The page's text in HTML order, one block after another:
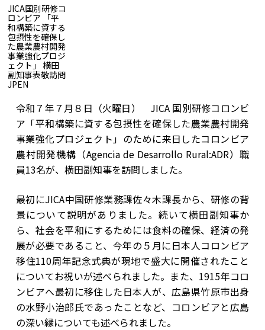
JICA国別研修コ
ロンビア 「平
和構築に資する
包摂性を確保し
た農業農村開発
事業強化プロジ
ェクト」 横田
副知事表敬訪問
JPEN
JICA国別研修コロンビア 「平和構築に資する包摂性を確保し
た農業農村開発事業強化プロジェクト」 横田副知事表敬訪問
令和７年７月８日（火曜日） JICA 国別研修コロンビ
ア「平和構築に資する包摂性を確保した農業農村開発
事業強化プロジェクト」のために来日したコロンビア
農村開発機構（Agencia de Desarrollo Rural:ADR）職
員13名が、横田副知事を訪問しました。
最初にJICA中国研修業務課佐々木課長から、研修の背
景について説明がありました。続いて横田副知事か
ら、社会を平和にするためには食料の確保、経済の発
展が必要であること、今年の５月に日本人コロンビア
移住110周年記念式典が現地で盛大に開催されたこと
についてお祝いが述べられました。また、1915年コロ
ンビアへ最初に移住した日本人が、広島県竹原市出身
の水野小治郎氏であったことなど、コロンビアと広島
の深い縁についても述べられました。